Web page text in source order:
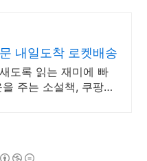
내일도착 로켓배송
도록 읽는 재미에 빠
주는 소설책, 쿠팡에